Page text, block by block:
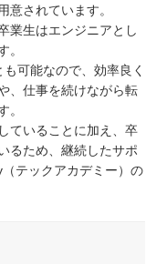
意されています。
業生はエンジニアとし
。
可能なので、効率良く
、仕事を続けながら転
。
ていることに加え、卒
るため、継続したサポ
テックアカデミー）の